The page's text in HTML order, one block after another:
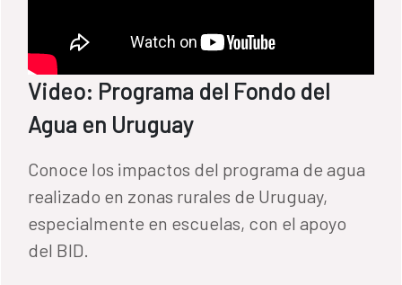
Video: Programa del Fondo del
Agua en Uruguay
​Conoce los impactos del programa de agua
realizado en zonas rurales de Uruguay,
especialmente en escuelas, con el apoyo
del BID.